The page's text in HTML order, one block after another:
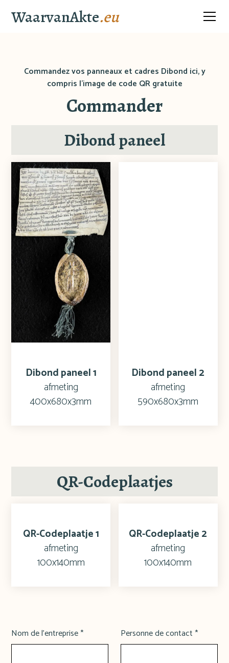
WaarvanAkte.eu
Commandez vos panneaux et cadres Dibond ici, y
compris l'image de code QR gratuite
Commander
Dibond paneel
Dibond paneel 1
afmeting
400x680x3mm
Dibond paneel 2
afmeting
590x680x3mm
QR-Codeplaatjes
QR-Codeplaatje 1
afmeting
100x140mm
QR-Codeplaatje 2
afmeting
100x140mm
Nom de l'entreprise * Personne de contact *